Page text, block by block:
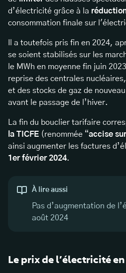
d’électricité grâce à la
consommation finale sur
Il a toutefois pris fin en 2024,
se soient stabilisés sur les
le MWh en moyenne fin juin
reprise des centrales
et des stocks de gaz de
avant le passage de l’hiver.
La fin du bouclier tarifaire
la TICFE (renommée “accise
ainsi augmenter les factures
1er février 2024.
À lire aussi
Pas d’augmentation de
août 2024
Le prix de l’électricité